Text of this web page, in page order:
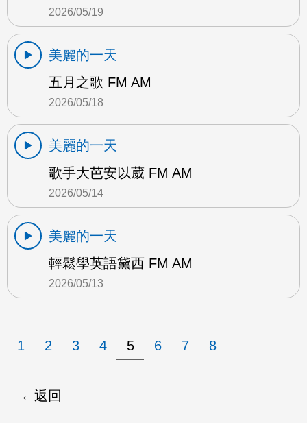
2026/05/19
美麗的一天
五月之歌 FM AM
2026/05/18
美麗的一天
歌手大芭安以葳 FM AM
2026/05/14
美麗的一天
輕鬆學英語黛西 FM AM
2026/05/13
1 2 3 4 5 6 7 8
返回